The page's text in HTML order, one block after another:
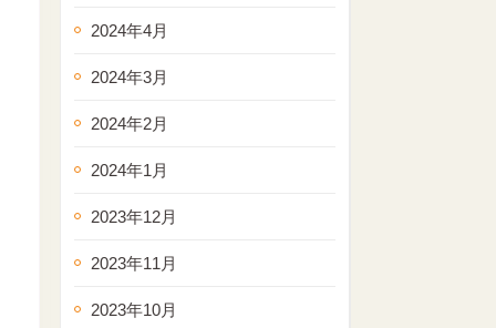
2024年4月
2024年3月
2024年2月
2024年1月
2023年12月
2023年11月
2023年10月